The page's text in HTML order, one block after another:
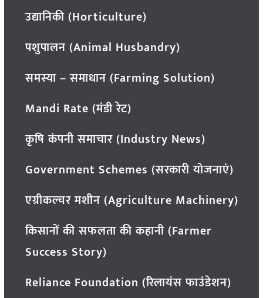
उद्यानिकी (Horticulture)
पशुपालन (Animal Husbandry)
समस्या – समाधान (Farming Solution)
Mandi Rate (मंडी रेट)
कृषि कंपनी समाचार (Industry News)
Government Schemes (सरकारी योजनाएं)
एग्रीकल्चर मशीन (Agriculture Machinery)
किसानों की सफलता की कहानी (Farmer
Success Story)
Reliance Foundation (रिलायंस फाउंडेशन)